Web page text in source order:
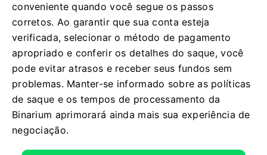
conveniente quando você segue os passos
corretos. Ao garantir que sua conta esteja
verificada, selecionar o método de pagamento
apropriado e conferir os detalhes do saque, você
pode evitar atrasos e receber seus fundos sem
problemas. Manter-se informado sobre as políticas
de saque e os tempos de processamento da
Binarium aprimorará ainda mais sua experiência de
negociação.